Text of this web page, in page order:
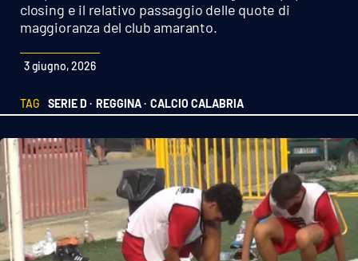
Cultura
Podcast
Meteo
Editoriali
VIDEO
Ambiente
closing e il relativo passaggio delle quote di
maggioranza del club amaranto.
3 giugno, 2026
TAG SERIE D · REGGINA · CALCIO CALABRIA